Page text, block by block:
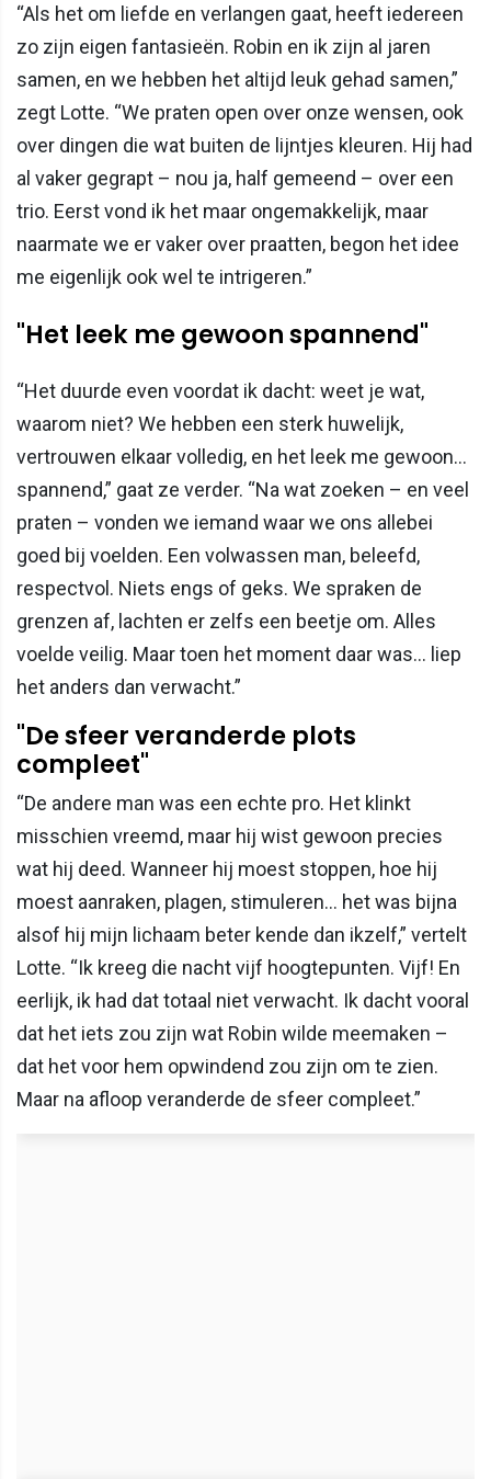
“Als het om liefde en verlangen gaat, heeft iedereen
zo zijn eigen fantasieën. Robin en ik zijn al jaren
samen, en we hebben het altijd leuk gehad samen,”
zegt Lotte. “We praten open over onze wensen, ook
over dingen die wat buiten de lijntjes kleuren. Hij had
al vaker gegrapt – nou ja, half gemeend – over een
trio. Eerst vond ik het maar ongemakkelijk, maar
naarmate we er vaker over praatten, begon het idee
me eigenlijk ook wel te intrigeren.”
"Het leek me gewoon spannend"
“Het duurde even voordat ik dacht: weet je wat,
waarom niet? We hebben een sterk huwelijk,
vertrouwen elkaar volledig, en het leek me gewoon…
spannend,” gaat ze verder. “Na wat zoeken – en veel
praten – vonden we iemand waar we ons allebei
goed bij voelden. Een volwassen man, beleefd,
respectvol. Niets engs of geks. We spraken de
grenzen af, lachten er zelfs een beetje om. Alles
voelde veilig. Maar toen het moment daar was… liep
het anders dan verwacht.”
"De sfeer veranderde plots
compleet"
“De andere man was een echte pro. Het klinkt
misschien vreemd, maar hij wist gewoon precies
wat hij deed. Wanneer hij moest stoppen, hoe hij
moest aanraken, plagen, stimuleren… het was bijna
alsof hij mijn lichaam beter kende dan ikzelf,” vertelt
Lotte. “Ik kreeg die nacht vijf hoogtepunten. Vijf! En
eerlijk, ik had dat totaal niet verwacht. Ik dacht vooral
dat het iets zou zijn wat Robin wilde meemaken –
dat het voor hem opwindend zou zijn om te zien.
Maar na afloop veranderde de sfeer compleet.”